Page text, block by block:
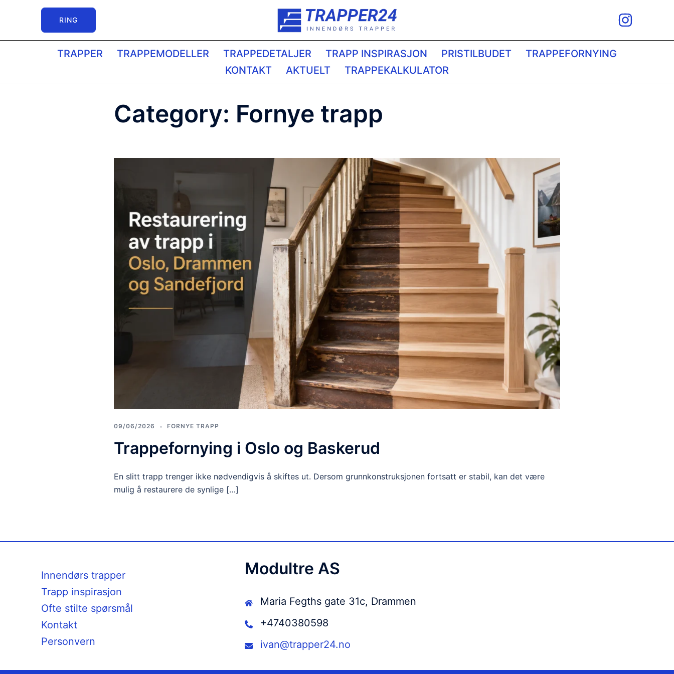
RING
TRAPPER TRAPPEMODELLER TRAPPEDETALJER TRAPP INSPIRASJON PRISTILBUDET
TRAPPEFORNYING
KONTAKT
AKTUELT TRAPPEKALKULATOR
Category: Fornye trapp
09/06/2026 FORNYE TRAPP
Trappefornying i Oslo og Baskerud
En slitt trapp trenger ikke nødvendigvis å skiftes ut. Dersom grunnkonstruksjonen fortsatt er stabil, kan det være
mulig å restaurere de synlige […]
Innendørs trapper
Trapp inspirasjon
Ofte stilte spørsmål
Kontakt
Personvern
Modultre AS
Maria Fegths gate 31c, Drammen
+4740380598
ivan@trapper24.no